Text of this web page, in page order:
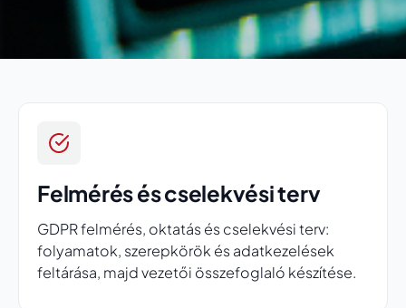
Felmérés és cselekvési terv
GDPR felmérés, oktatás és cselekvési terv:
folyamatok, szerepkörök és adatkezelések
feltárása, majd vezetői összefoglaló készítése.